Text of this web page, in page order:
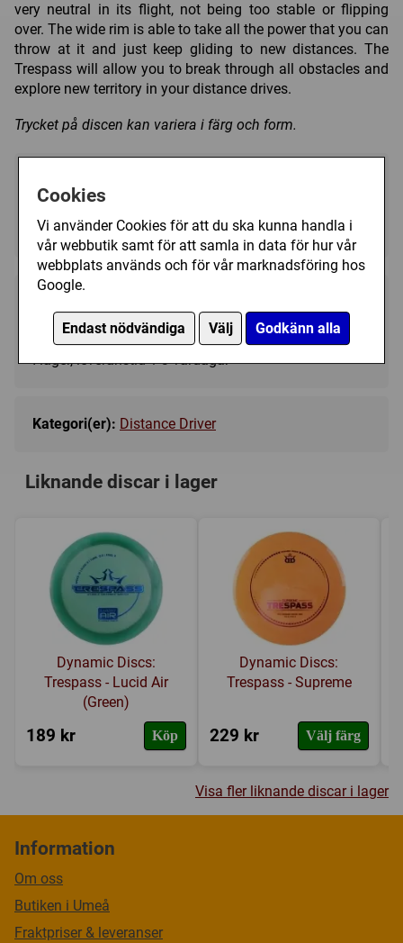
Cookies
Vi använder Cookies för att du ska kunna handla i
vår webbutik samt för att samla in data för hur vår
webbplats används och för vår marknadsföring hos
Google.
Endast nödvändiga Välj Godkänn alla
very neutral in its flight, not being too stable or flipping
over. The wide rim is able to take all the power that you can
throw at it and just keep gliding to new distances. The
Trespass will allow you to break through all obstacles and
explore new territory in your distance drives.
Trycket på discen kan variera i färg och form.
White - I lager ▼
189 kr Köp
I lager, leveranstid 1-3 vardagar
Kategori(er): Distance Driver
Liknande discar i lager
Dynamic Discs:
Trespass - Lucid Air
(Green)
189 kr Köp
Dynamic Discs:
Trespass - Supreme
229 kr Välj färg
Visa fler liknande discar i lager
Information
Om oss
Butiken i Umeå
Fraktpriser & leveranser